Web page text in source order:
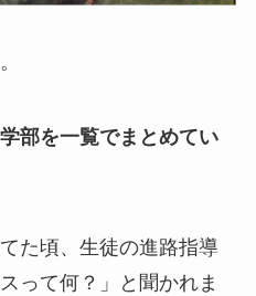
部を一覧でまとめてい
た頃、生徒の進路指導
って何？」と聞かれま